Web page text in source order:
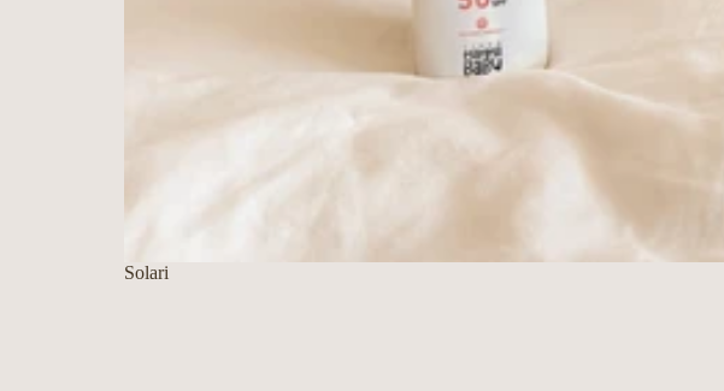
Solari